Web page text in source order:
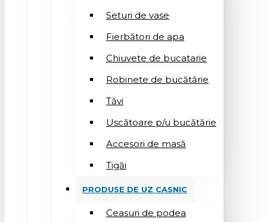
Seturi de vase
Fierbători de apa
Chiuvete de bucatarie
Robinete de bucătărie
Tăvi
Uscătoare p/u bucătărie
Accesori de masă
Tigăi
PRODUSE DE UZ CASNIC
Ceasuri de podea